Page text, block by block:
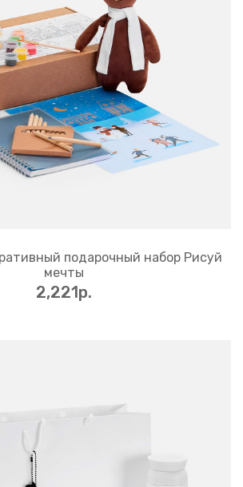
подарочный набор Рисуй
мечты
2,221p.